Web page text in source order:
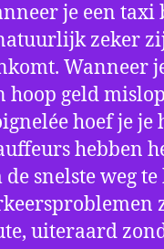
je een
zeker
Wanneer
hoop geld
hoef je je
hebben
de snelste weg
uiteraard